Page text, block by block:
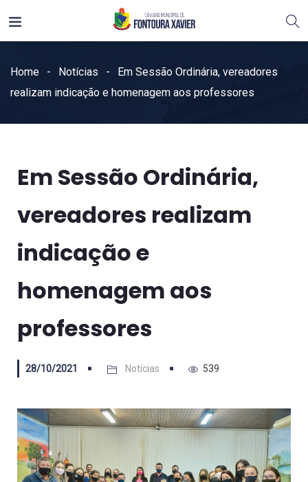
Home Notícias
Em Sessão Ordinária, vereadores
realizam indicação e homenagem aos professores
Em Sessão Ordinária,
vereadores realizam
indicação e
homenagem aos
professores
28/10/2021 Notícias 539